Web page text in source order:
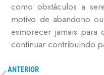
como obstáculos a
motivo de abandono
esmorecer jamais para
continuar contribuindo
ANTERIOR